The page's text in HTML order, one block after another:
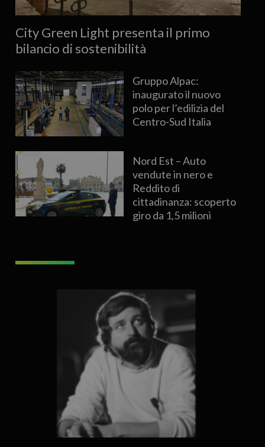
City Green Light presenta il primo
bilancio di sostenibilità
Gruppo Alpac:
inaugurato il nuovo
polo per l’edilizia del
Centro-Sud Italia
Nord Est – Auto
vendute in nero e
Reddito di
cittadinanza: scoperto
giro da 1,5 milioni